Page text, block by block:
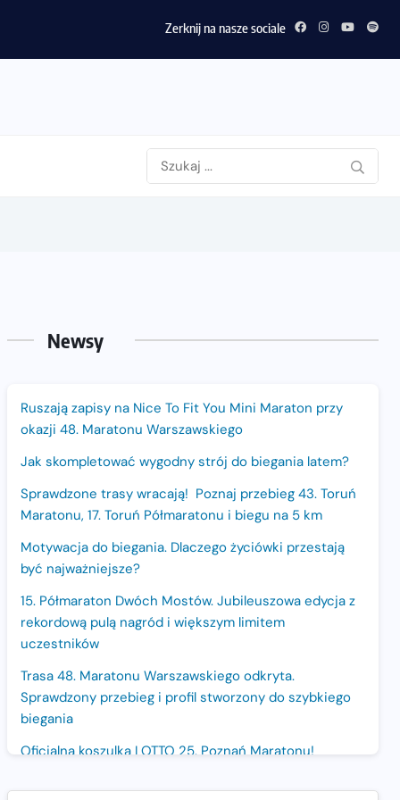
Zerknij na nasze sociale
Newsy
Ruszają zapisy na Nice To Fit You Mini Maraton przy
okazji 48. Maratonu Warszawskiego
Jak skompletować wygodny strój do biegania latem?
Sprawdzone trasy wracają! Poznaj przebieg 43. Toruń
Maratonu, 17. Toruń Półmaratonu i biegu na 5 km
Motywacja do biegania. Dlaczego życiówki przestają
być najważniejsze?
15. Półmaraton Dwóch Mostów. Jubileuszowa edycja z
rekordową pulą nagród i większym limitem
uczestników
Trasa 48. Maratonu Warszawskiego odkryta.
Sprawdzony przebieg i profil stworzony do szybkiego
biegania
Oficjalna koszulka LOTTO 25. Poznań Maratonu!